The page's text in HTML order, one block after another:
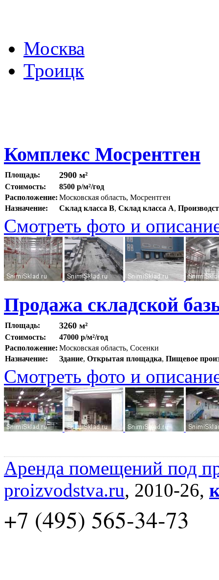
Москва
Троицк
Комплекс Мосрентген
Площадь: 2900 м²
Стоимость:
8500 р/м²/год
Расположение: Московская область, Мосрентген
Назначение:
Склад класса B, Склад класса A,
Смотреть фото и
Продажа складской
Площадь: 3260 м²
Стоимость:
47000 р/м²/год
Расположение: Московская область, Сосенки
Назначение:
Здание, Открытая площадка, Пищевое
Смотреть фото и
Аренда помещений под
proizvodstva.ru, 2010-26,
+7 (495) 565-34-73